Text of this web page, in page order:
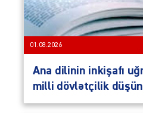
01.08.2026
Ana dilinin inkişafı
milli dövlətçilik